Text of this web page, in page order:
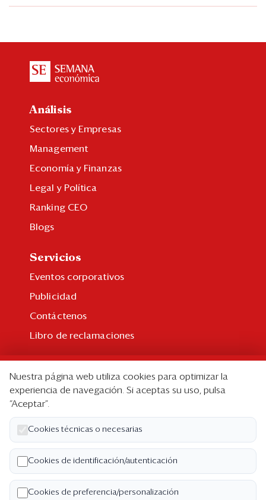
Análisis
Sectores y Empresas
Management
Economía y Finanzas
Legal y Política
Ranking CEO
Blogs
Servicios
Eventos corporativos
Publicidad
Contáctenos
Libro de reclamaciones
Suscripción individual
Paquetes corporativos
Edición Impresa
Nosotros
Quiénes somos
Código de ética
Nuestra página web utiliza cookies para optimizar la
experiencia de navegación. Si aceptas su uso, pulsa
“Aceptar”.
Cookies técnicas o necesarias
Cookies de identificación/autenticación
Cookies de preferencia/personalización